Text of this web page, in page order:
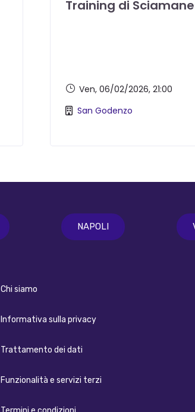
Training di
San Godenzo
Ven, 06/02/2026, 21:00
NAPOLI
Chi siamo
Informativa sulla privacy
Trattamento dei dati
Funzionalità e servizi terzi